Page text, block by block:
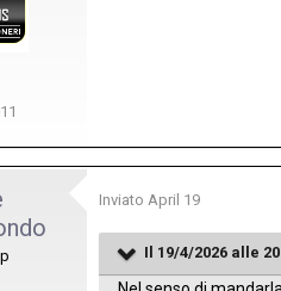
Inviato April 19
Il 19/4/2026 alle